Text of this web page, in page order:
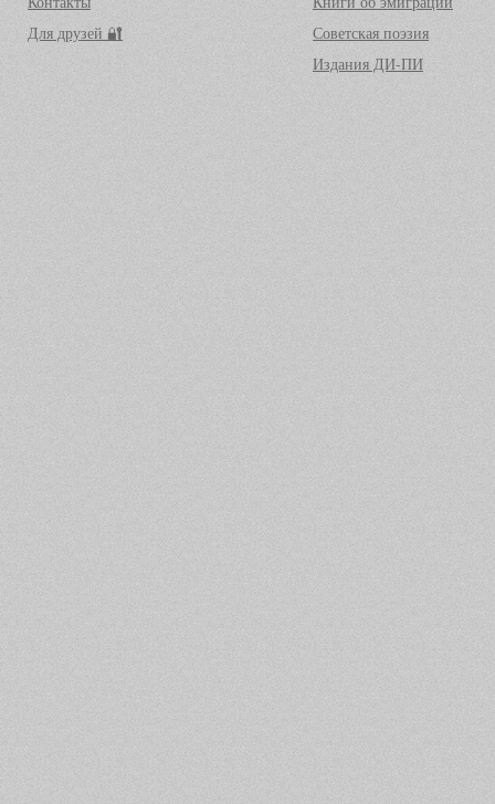
Для друзей 🔐
Советская поэзия
Издания ДИ-ПИ